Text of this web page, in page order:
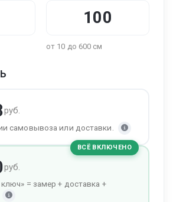
от 10 до 600 см
руб.
самовывоза или доставки.
ВСЁ ВКЛЮЧЕНО
руб.
= замер + доставка +